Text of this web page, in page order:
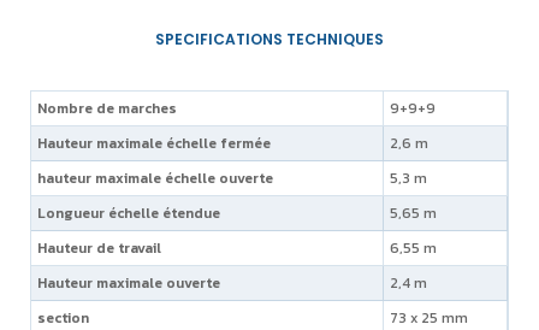
Nombre de marches
9+9+9
Hauteur maximale échelle fermée
2,6 m
hauteur maximale échelle ouverte
5,3 m
Longueur échelle étendue
5,65 m
Hauteur de travail
6,55 m
Hauteur maximale ouverte
2,4 m
section
73 x 25 mm